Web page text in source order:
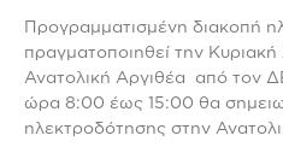
Προγραμματισμένη διακοπή
πραγματοποιηθεί την Κυριακή
Ανατολική Αργιθέα από τον ΔΕΔΔΗΕ.
ώρα 8:00 έως 15:00 θα
ηλεκτροδότησης στην